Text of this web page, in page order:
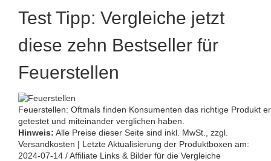
Test Tipp: Vergleiche jetzt
diese zehn Bestseller für
Feuerstellen
Feuerstellen: Oftmals finden Konsumenten das richtige Produkt
getestet und miteinander verglichen haben.
Hinweis: Alle Preise dieser Seite sind inkl. MwSt., zzgl.
Versandkosten | Letzte Aktualisierung der Produktboxen am:
2024-07-14 / Affiliate Links & Bilder für die Vergleiche